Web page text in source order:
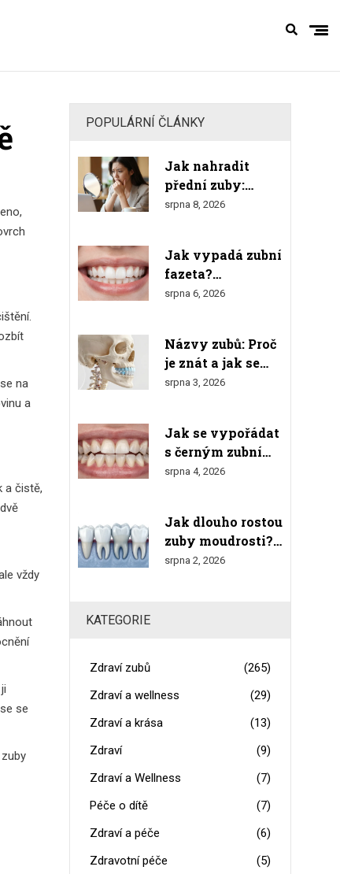
na
a
a čistě,
vždy
se
POPULÁRNÍ ČLÁNKY
Jak nahradit
přední zuby:
Estetické fazety,
srpna 8, 2026
Jak vypadá zubní
fazeta?
Kompletní
materiály a
výsledkem
srpna 6, 2026
Názvy zubů: Proč
je znát a jak se
orientovat v
srpna 3, 2026
Jak se vypořádat
s černým zubním
kamenem doma:
srpna 4, 2026
Jak dlouho rostou
zuby moudrosti?
Kompletní
srpna 2, 2026
KATEGORIE
Zdraví zubů
(265)
Zdraví a wellness
(29)
Zdraví a krása
(13)
Zdraví
(9)
Zdraví a Wellness
(7)
Péče o dítě
(7)
Zdraví a péče
(6)
Zdravotní péče
(5)